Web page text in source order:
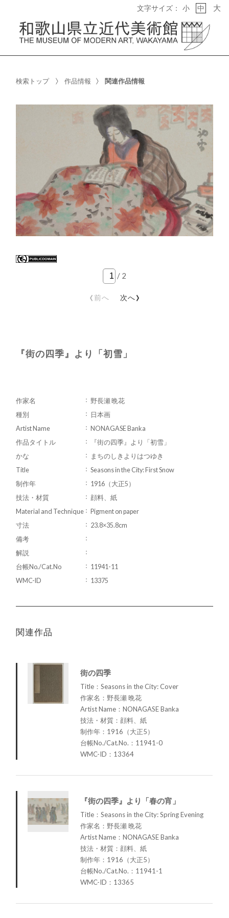
文字サイズ： 小 中 大
検索トップ 作品情報 関連作品情報
/ 2
‹前へ 次へ›
『街の四季』より「初雪」
作家名
野長瀬 晩花
種別
日本画
Artist Name
NONAGASE Banka
作品タイトル
『街の四季』より「初雪」
かな
まちのしきよりはつゆき
Title
Seasons in the City: First Snow
制作年
1916（大正5）
技法・材質
顔料、紙
Material and Technique
Pigment on paper
寸法
23.8×35.8cm
備考
解説
台帳No./Cat.No
11941-11
WMC-ID
13375
関連作品
街の四季
Title：Seasons in the City: Cover
作家名：野長瀬 晩花
Artist Name：NONAGASE Banka
技法・材質：顔料、紙
制作年：1916（大正5）
台帳No./Cat.No.：11941-0
WMC-ID：13364
『街の四季』より「春の宵」
Title：Seasons in the City: Spring Evening
作家名：野長瀬 晩花
Artist Name：NONAGASE Banka
技法・材質：顔料、紙
制作年：1916（大正5）
台帳No./Cat.No.：11941-1
WMC-ID：13365